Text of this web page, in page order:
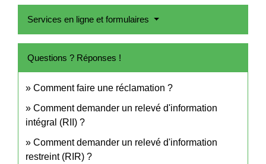
Services en ligne et formulaires
Questions ? Réponses !
Comment faire une réclamation ?
Comment demander un relevé d'information
intégral (RII) ?
Comment demander un relevé d'information
restreint (RIR) ?